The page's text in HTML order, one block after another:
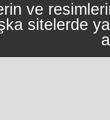
ve
sitelerde